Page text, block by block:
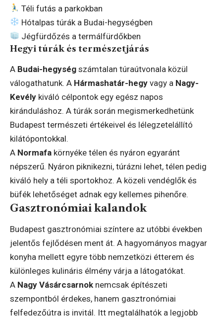
Téli futás a parkokban
Hótalpas túrák a Budai-hegységben
Jégfürdőzés a termálfürdőkben
Hegyi túrák és természetjárás
A Budai-hegység számtalan túraútvonala közül
válogathatunk. A Hármashatár-hegy vagy a Nagy-
Kevély kiváló célpontok egy egész napos
kiránduláshoz. A túrák során megismerkedhetünk
Budapest természeti értékeivel és lélegzetelállító
kilátópontokkal.
A Normafa környéke télen és nyáron egyaránt
népszerű. Nyáron piknikezni, túrázni lehet, télen pedig
kiváló hely a téli sportokhoz. A közeli vendéglők és
büfék lehetőséget adnak egy kellemes pihenőre.
Gasztronómiai kalandok
Budapest gasztronómiai színtere az utóbbi években
jelentős fejlődésen ment át. A hagyományos magyar
konyha mellett egyre több nemzetközi étterem és
különleges kulináris élmény várja a látogatókat.
A Nagy Vásárcsarnok nemcsak építészeti
szempontból érdekes, hanem gasztronómiai
felfedezőútra is invitál. Itt megtalálhatók a legjobb